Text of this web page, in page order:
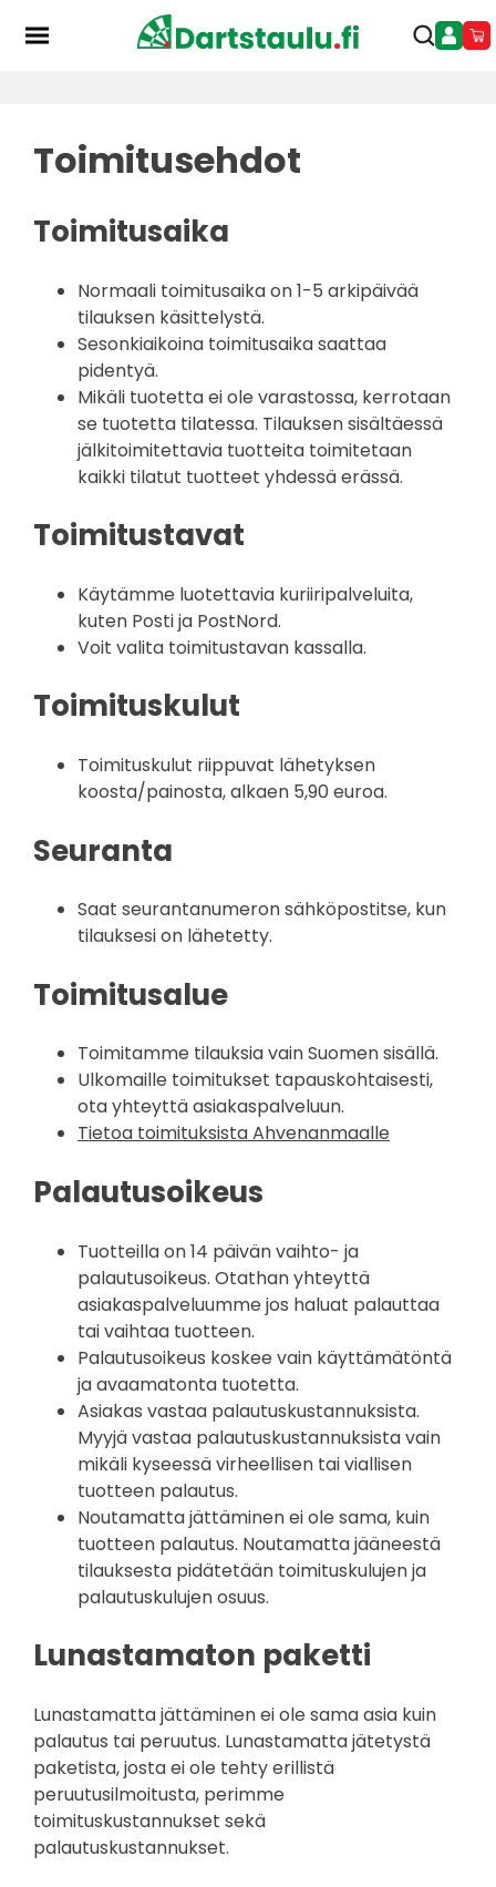
Toimitusehdot
Toimitusaika
Normaali toimitusaika on 1-5 arkipäivää
tilauksen käsittelystä.
Sesonkiaikoina toimitusaika saattaa
pidentyä.
Mikäli tuotetta ei ole varastossa, kerrotaan
se tuotetta tilatessa. Tilauksen sisältäessä
jälkitoimitettavia tuotteita toimitetaan
kaikki tilatut tuotteet yhdessä erässä.
Toimitustavat
Käytämme luotettavia kuriiripalveluita,
kuten Posti ja PostNord.
Voit valita toimitustavan kassalla.
Toimituskulut
Toimituskulut riippuvat lähetyksen
koosta/painosta, alkaen 5,90 euroa.
Seuranta
Saat seurantanumeron sähköpostitse, kun
tilauksesi on lähetetty.
Toimitusalue
Toimitamme tilauksia vain Suomen sisällä.
Ulkomaille toimitukset tapauskohtaisesti,
ota yhteyttä asiakaspalveluun.
Tietoa toimituksista Ahvenanmaalle
Palautusoikeus
Tuotteilla on 14 päivän vaihto- ja
palautusoikeus. Otathan yhteyttä
asiakaspalveluumme jos haluat palauttaa
tai vaihtaa tuotteen.
Palautusoikeus koskee vain käyttämätöntä
ja avaamatonta tuotetta.
Asiakas vastaa palautuskustannuksista.
Myyjä vastaa palautuskustannuksista vain
mikäli kyseessä virheellisen tai viallisen
tuotteen palautus.
Noutamatta jättäminen ei ole sama, kuin
tuotteen palautus. Noutamatta jääneestä
tilauksesta pidätetään toimituskulujen ja
palautuskulujen osuus.
Lunastamaton paketti
Lunastamatta jättäminen ei ole sama asia kuin
palautus tai peruutus. Lunastamatta jätetystä
paketista, josta ei ole tehty erillistä
peruutusilmoitusta, perimme
toimituskustannukset sekä
palautuskustannukset.